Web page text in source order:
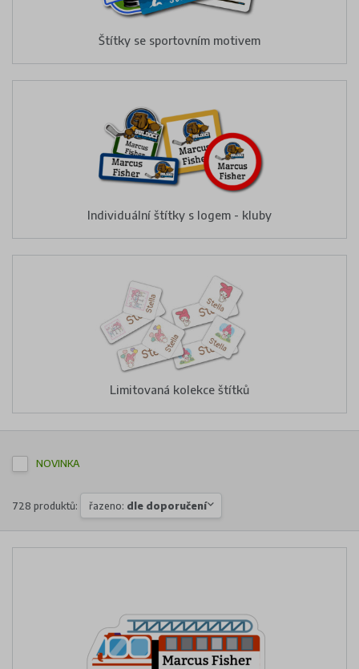
Štítky se sportovním motivem
Individuální štítky s logem - kluby
Limitovaná kolekce štítků
NOVINKA
728 produktů: řazeno: dle doporučení